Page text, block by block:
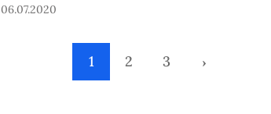
realidad virtual como tratamiento para la
06.07.2020
1 2 3 ›